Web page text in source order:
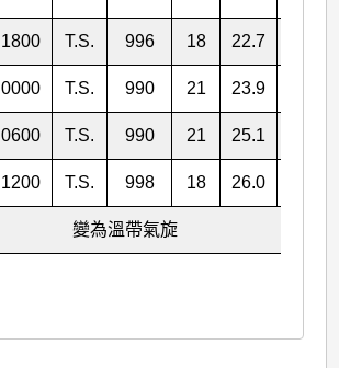
1800 T.S. 996 18 22.7
0000 T.S. 990 21 23.9
0600 T.S. 990 21 25.1
1200 T.S. 998 18 26.0
變為溫帶氣旋